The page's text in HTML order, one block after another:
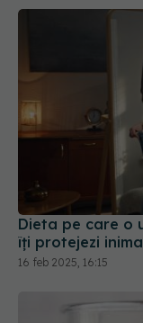
Dieta pe care o
îți protejezi inima
16 feb 2025, 16:15